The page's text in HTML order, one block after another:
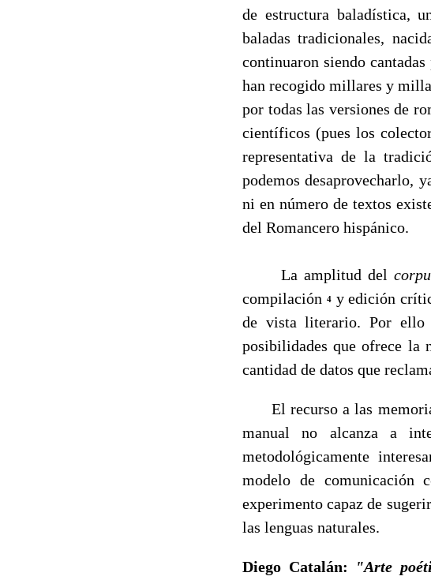
de estructura baladística,
baladas tradicionales,
continuaron siendo
han recogido millares y
por todas las versiones de
científicos (pues los
representativa de la
podemos desaprovecharlo,
ni en número de textos
del Romancero hispánico.
La amplitud del
compilación 4 y edición
de vista literario. Por ello
posibilidades que ofrece la
cantidad de datos que
El recurso a las
manual no alcanza a
metodológicamente
modelo de comunicación
experimento capaz de
las lenguas naturales.
Diego Catalán:
"Arte